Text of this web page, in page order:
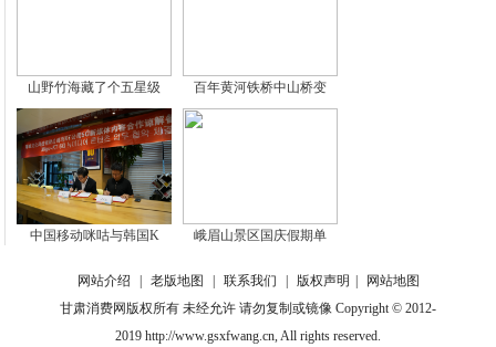
山野竹海藏了个五星级 百年黄河铁桥中山桥变
中国移动咪咕与韩国K 峨眉山景区国庆假期单
网站介绍 老版地图 联系我们 版权声明
网站地图
甘肃消费网版权所有 未经允许 请勿复制或镜像 Copyright © 2012-
2019 http://www.gsxfwang.cn, All rights reserved.